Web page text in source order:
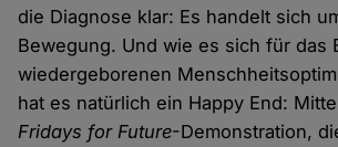
die Diagnose klar: Es handelt sich
Bewegung. Und wie es sich für das
wiedergeborenen
hat es natürlich ein Happy End:
Fridays for Future-Demonstration,